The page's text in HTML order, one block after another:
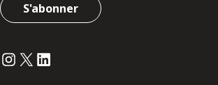
S'abonner
Instagram
Twitter
LinkedIn